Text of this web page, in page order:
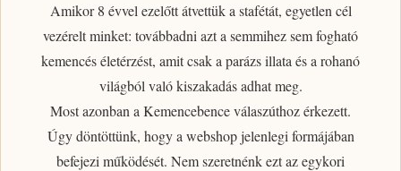
Amikor 8 évvel ezelőtt átvettük a stafétát, egyetlen cél
vezérelt minket: továbbadni azt a semmihez sem fogható
kemencés életérzést, amit csak a parázs illata és a rohanó
világból való kiszakadás adhat meg.
Most azonban a Kemencebence válaszúthoz érkezett.
Úgy döntöttünk, hogy a webshop jelenlegi formájában
befejezi működését. Nem szeretnénk ezt az egykori